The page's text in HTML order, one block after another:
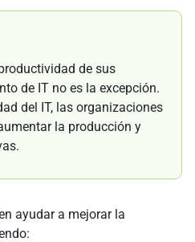
de sus
de IT no es la excepción.
del IT, las organizaciones
la producción y
ayudar a mejorar la